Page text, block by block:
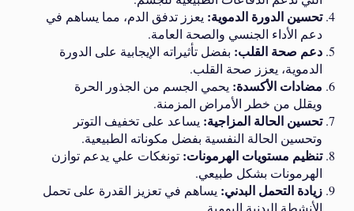
تحسين الدورة الدموية: يعزز تدفق الدم، مما يساهم في
دعم الأداء الجنسي والصحة العامة.
دعم صحة القلب: بفضل تأثيراته الإيجابية على الدورة
الدموية، يعزز صحة القلب.
مضادات الأكسدة: يحمي الجسم من الجذور الحرة
ويقلل من خطر الأمراض المزمنة.
تحسين الحالة المزاجية: يساعد على تخفيف التوتر
وتحسين الحالة النفسية بفضل مكوناته الطبيعية.
تنظيم مستويات الهرمونات: تونغكات علي يدعم توازن
الهرمونات بشكل طبيعي.
زيادة التحمل البدني: يساهم في تعزيز القدرة على تحمل
الأنشطة البدنية اليومية.